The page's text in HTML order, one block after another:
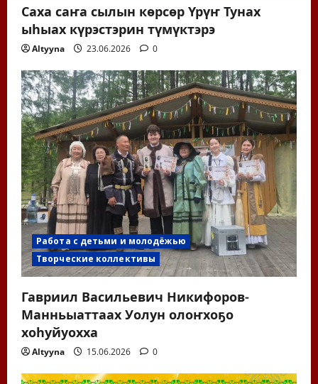
Саха саҥа сылын көрсөр Үрүҥ Тунах
ыһыах күрэстэрин түмүктэрэ
Altyyna 23.06.2026 0
Работа с детьми и молодёжью
Творческие коллективы
Гавриил Васильевич Никифоров-
Манньыаттаах Уолун олоҥхоҕо
хоһуйуохха
Altyyna 15.06.2026 0